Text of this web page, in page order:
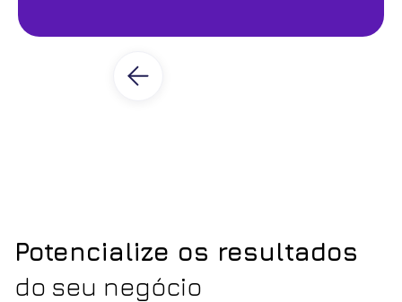
Potencialize os resultados
do seu negócio